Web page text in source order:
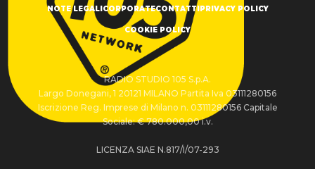
NOTE LEGALICORPORATECONTATTIPRIVACY POLICY
COOKIE POLICY
RADIO STUDIO 105 S.p.A.
Largo Donegani, 1 20121 MILANO Partita Iva 03111280156
Iscrizione Reg. Imprese di Milano n. 03111280156 Capitale
Sociale: € 780.000,00 i.v.
LICENZA SIAE N.817/I/07-293